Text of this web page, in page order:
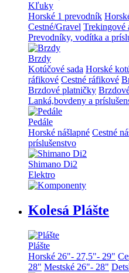
Kľuky
Horské 1 prevodník
Cestné/Gravel Trekingové
Prevodníky, vodítka a
Brzdy
Kotúčové sada Horské
ráfikové Cestné ráfikové
Brzdové platničky
Lanká,bovdeny a
Pedále
Horské nášlapné Cestné
príslušenstvo
Shimano Di2
Elektro
Kolesá Plášte
Plášte
Horské 26"- 27,5"- 29"
28" Mestské 26"- 28"